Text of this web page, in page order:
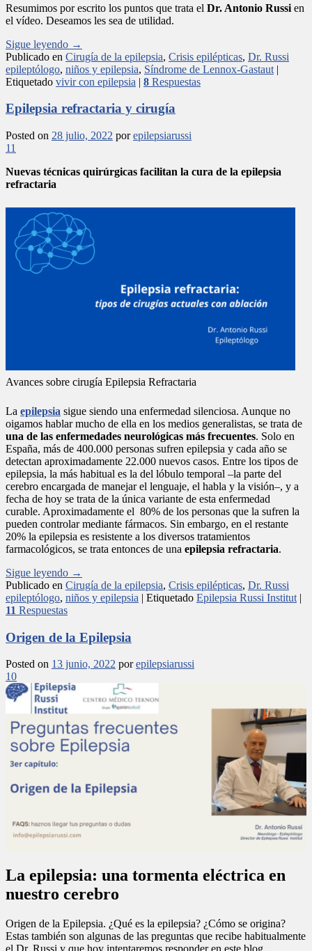
Resumimos por escrito los puntos que trata el Dr. Antonio Russi en
el vídeo. Deseamos les sea de utilidad.
Sigue leyendo →
Publicado en Cirugía de la epilepsia, Crisis epilépticas, Dr. Russi
epileptólogo, niños y epilepsia, Síndrome de Lennox-Gastaut |
Etiquetado vivir con epilepsia | 8 Respuestas
Epilepsia refractaria y cirugía
Posted on 28 julio, 2022 porepilepsiarussi
11
Nuevas técnicas quirúrgicas facilitan la cura de la epilepsia
refractaria
Avances sobre cirugía Epilepsia Refractaria
La epilepsia sigue siendo una enfermedad silenciosa. Aunque no
oigamos hablar mucho de ella en los medios generalistas, se trata de
una de las enfermedades neurológicas más frecuentes. Solo en
España, más de 400.000 personas sufren epilepsia y cada año se
detectan aproximadamente 22.000 nuevos casos. Entre los tipos de
epilepsia, la más habitual es la del lóbulo temporal –la parte del
cerebro encargada de manejar el lenguaje, el habla y la visión–, y a
fecha de hoy se trata de la única variante de esta enfermedad
curable. Aproximadamente el 80% de los personas que la sufren la
pueden controlar mediante fármacos. Sin embargo, en el restante
20% la epilepsia es resistente a los diversos tratamientos
farmacológicos, se trata entonces de una epilepsia refractaria.
Sigue leyendo →
Publicado en Cirugía de la epilepsia, Crisis epilépticas, Dr. Russi
epileptólogo, niños y epilepsia | Etiquetado Epilepsia Russi Institut |
11 Respuestas
Origen de la Epilepsia
Posted on 13 junio, 2022 porepilepsiarussi
10
La epilepsia: una tormenta eléctrica en
nuestro cerebro
Origen de la Epilepsia. ¿Qué es la epilepsia? ¿Cómo se origina?
Estas también son algunas de las preguntas que recibe habitualmente
el Dr. Russi y que hoy intentaremos responder en este blog.